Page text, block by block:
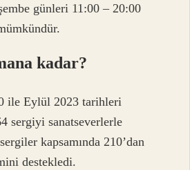
günleri 11:00 – 20:00
kadar?
ile Eylül 2023 tarihleri
sergiyi sanatseverlerle
kapsamında 210’dan
destekledi.